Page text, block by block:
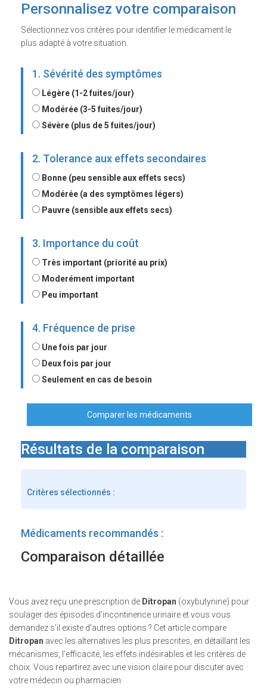
Personnalisez votre comparaison
Sélectionnez vos critères pour identifier le médicament le
plus adapté à votre situation.
1. Sévérité des symptômes
Légère (1-2 fuites/jour)
Modérée (3-5 fuites/jour)
Sévère (plus de 5 fuites/jour)
2. Tolerance aux effets secondaires
Bonne (peu sensible aux effets secs)
Modérée (a des symptômes légers)
Pauvre (sensible aux effets secs)
3. Importance du coût
Très important (priorité au prix)
Moderément important
Peu important
4. Fréquence de prise
Une fois par jour
Deux fois par jour
Seulement en cas de besoin
Comparer les médicaments
Résultats de la comparaison
Critères sélectionnés :
Médicaments recommandés :
Comparaison détaillée
Vous avez reçu une prescription de Ditropan (oxybutynine) pour
soulager des épisodes d’incontinence urinaire et vous vous
demandez s’il existe d’autres options ? Cet article compare
Ditropan avec les alternatives les plus prescrites, en détaillant les
mécanismes, l’efficacité, les effets indésirables et les critères de
choix. Vous repartirez avec une vision claire pour discuter avec
votre médecin ou pharmacien.